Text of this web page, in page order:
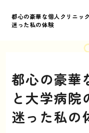
都心の豪華な個人クリニッ
迷った私の体験
都心の豪華
と大学病院
迷った私の